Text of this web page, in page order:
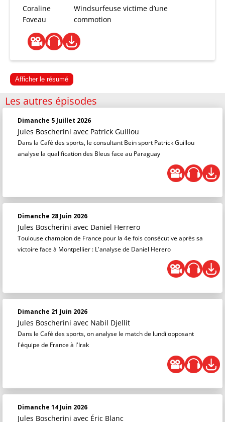
Coraline
Foveau
Windsurfeuse victime d’une
commotion
Afficher le résumé
Les autres épisodes
Dimanche 5 Juillet 2026
Jules Boscherini avec Patrick Guillou
Dans la Café des sports, le consultant Bein sport Patrick Guillou
analyse la qualification des Bleus face au Paraguay
Dimanche 28 Juin 2026
Jules Boscherini avec Daniel Herrero
Toulouse champion de France pour la 4e fois consécutive après sa
victoire face à Montpellier : L'analyse de Daniel Herero
Dimanche 21 Juin 2026
Jules Boscherini avec Nabil Djellit
Dans le Café des sports, on analyse le match de lundi opposant
l'équipe de France à l'Irak
Dimanche 14 Juin 2026
Jules Boscherini avec Éric Blanc